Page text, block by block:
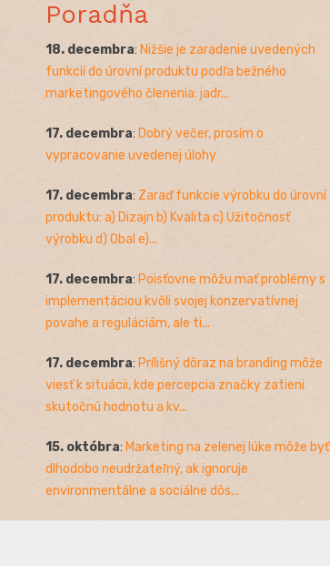
Poradňa
18. decembra: Nižšie je zaradenie uvedených
funkcií do úrovní produktu podľa bežného
marketingového členenia: jadr...
17. decembra: Dobrý večer, prosím o
vypracovanie uvedenej úlohy
17. decembra: Zaraď funkcie výrobku do úrovní
produktu: a) Dizajn b) Kvalita c) Užitočnosť
výrobku d) Obal e)...
17. decembra: Poisťovne môžu mať problémy s
implementáciou kvôli svojej konzervatívnej
povahe a reguláciám, ale ti...
17. decembra: Prílišný dôraz na branding môže
viesť k situácii, kde percepcia značky zatieni
skutočnú hodnotu a kv...
15. októbra: Marketing na zelenej lúke môže byť
dlhodobo neudržateľný, ak ignoruje
environmentálne a sociálne dôs...